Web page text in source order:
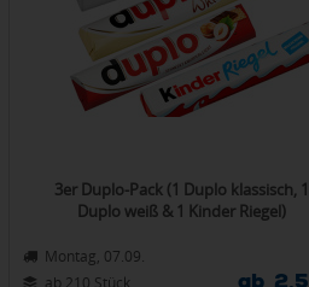
3er Duplo-Pack (1 Duplo klassisch, 1
Duplo weiß & 1 Kinder Riegel)
Montag, 07.09.
ab 210 Stück
ab